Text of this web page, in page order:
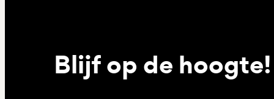
Blijf op de hoogte!